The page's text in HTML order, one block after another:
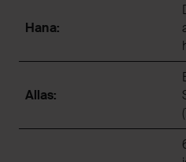
Hana:
Allas: